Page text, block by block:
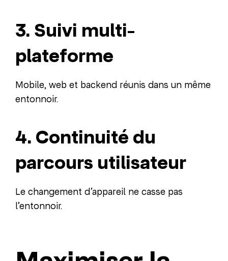
3. Suivi multi-
plateforme
Mobile, web et backend réunis dans un même
entonnoir.
4. Continuité du
parcours utilisateur
Le changement d’appareil ne casse pas
l’entonnoir.